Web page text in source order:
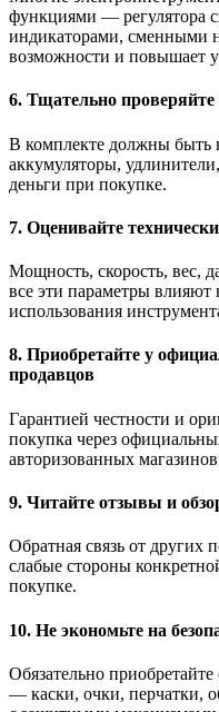
функциями — регулятора
индикаторами, сменными
возможности и повышает
6. Тщательно
В комплекте должны быть
аккумуляторы,
деньги при покупке.
7. Оценивайте
Мощность, скорость, вес,
все эти параметры влияют
использования
8. Приобретайте у
продавцов
Гарантией честности и
покупка через
авторизованных
9. Читайте отзывы и
Обратная связь от других
слабые стороны
покупке.
10. Не экономьте на
Обязательно
— каски, очки, перчатки,